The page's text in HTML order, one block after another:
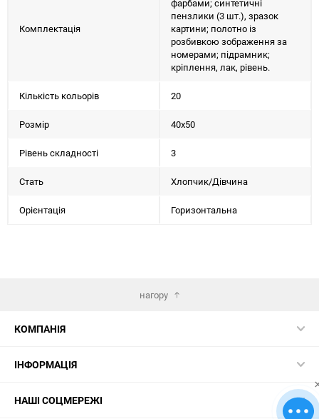
Комплектація
фарбами; синтетичні
пензлики (3 шт.), зразок
картини; полотно із
розбивкою зображення за
номерами; підрамник;
кріплення, лак, рівень.
Кількість кольорів 20
Розмір 40х50
Рівень складності 3
Стать Хлопчик/Дiвчина
Орієнтація Горизонтальна
нагору
КОМПАНІЯ
ІНФОРМАЦІЯ
НАШІ СОЦМЕРЕЖІ